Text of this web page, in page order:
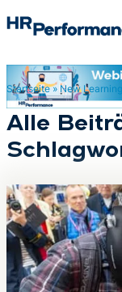
Startseite» New Learning
Alle